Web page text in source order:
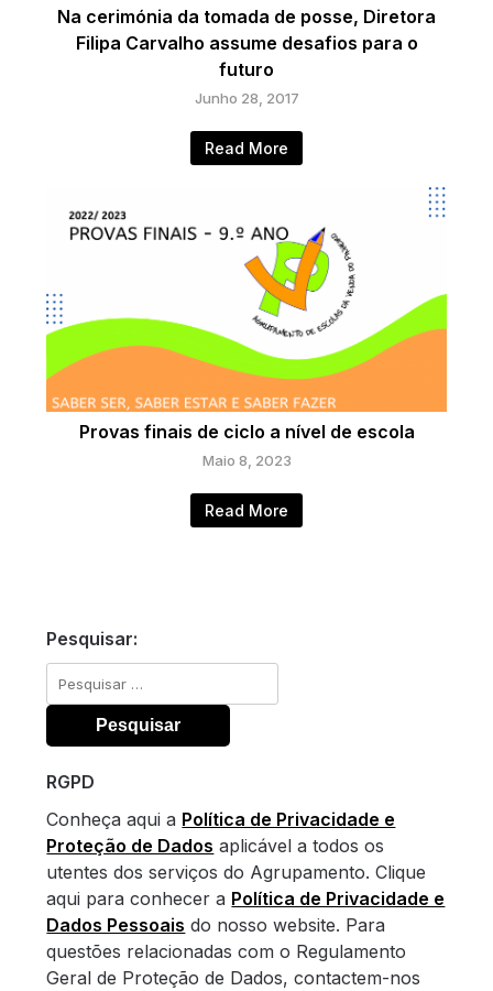
Na cerimónia da tomada de posse, Diretora
Filipa Carvalho assume desafios para o
futuro
Junho 28, 2017
Read More
Provas finais de ciclo a nível de escola
Maio 8, 2023
Read More
Pesquisar:
Pesquisar
por:
RGPD
Conheça aqui a Política de Privacidade e
Proteção de Dados aplicável a todos os
utentes dos serviços do Agrupamento. Clique
aqui para conhecer a Política de Privacidade e
Dados Pessoais do nosso website. Para
questões relacionadas com o Regulamento
Geral de Proteção de Dados, contactem-nos